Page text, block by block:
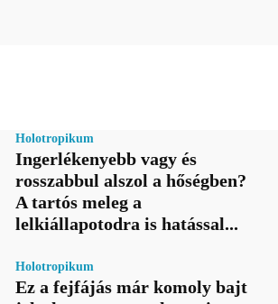
Holotropikum
Ingerlékenyebb vagy és
rosszabbul alszol a hőségben?
A tartós meleg a
lelkiállapotodra is hatással...
Holotropikum
Ez a fejfájás már komoly bajt